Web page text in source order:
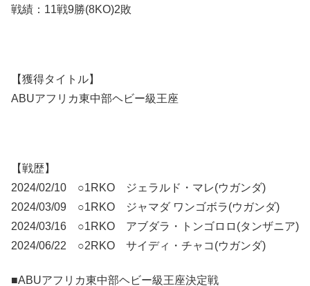
戦績：11戦9勝(8KO)2敗
【獲得タイトル】
ABUアフリカ東中部ヘビー級王座
【戦歴】
2024/02/10 ○1RKO ジェラルド・マレ(ウガンダ)
2024/03/09 ○1RKO ジャマダ ワンゴボラ(ウガンダ)
2024/03/16 ○1RKO アブダラ・トンゴロロ(タンザニア)
2024/06/22 ○2RKO サイディ・チャコ(ウガンダ)
■ABUアフリカ東中部ヘビー級王座決定戦